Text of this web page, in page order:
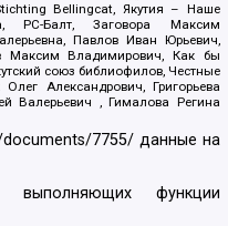
Bellingcat, Якутия – Наше
РС-Балт, Заговора Максим
Павлов Иван Юрьевич,
Максим Владимирович, Как бы
союз библиофилов, Честные
Александрович, Григорьева
Валерьевич , Гималова Регина
documents/7755/ данные на
функции